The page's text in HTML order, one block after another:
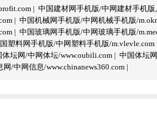
| 中国建材网手机版/中网建材手机版
| 中国机械网手机版/中网机械手机版/
| 中国玻璃网手机版/中网玻璃手机版/
塑料网手机版/中网塑料手机版/m.vlevle.com
体坛网/中网体坛/www.oubili.com | 中国体坛
网/中网信息/www.chinanews360.com |